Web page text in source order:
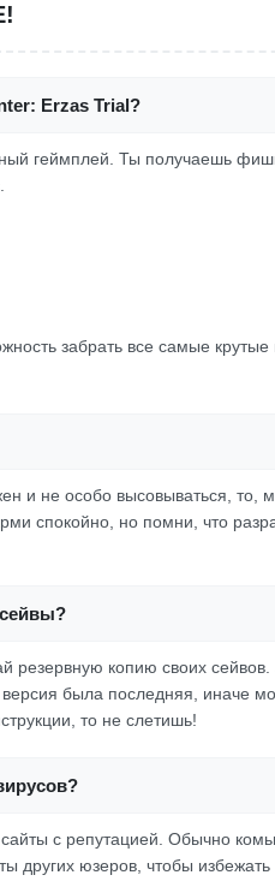
Erzas Trial?
геймплей. Ты получаешь
забрать все самые
и не особо высовываться, то,
спокойно, но помни, что
резервную копию своих сейвов.
была последняя, иначе
то не слетишь!
с репутацией. Обычно
других юзеров, чтобы избежать